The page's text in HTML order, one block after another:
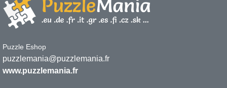
Puzzle Eshop
puzzlemania@puzzlemania.fr
www.puzzlemania.fr